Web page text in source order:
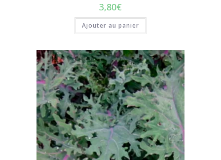
3,80€
Ajouter au panier